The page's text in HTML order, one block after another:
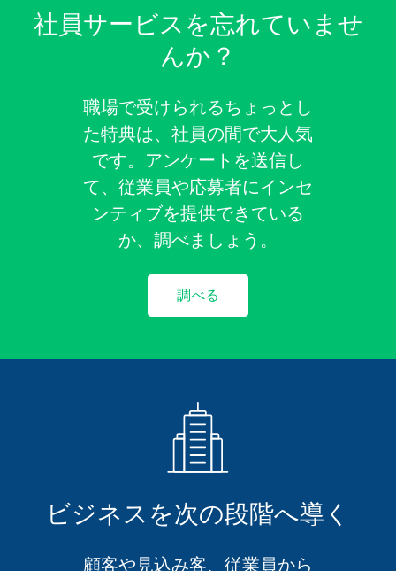
社員サービスを忘れていませ
んか？
職場で受けられるちょっとし
た特典は、社員の間で大人気
です。アンケートを送信し
て、従業員や応募者にインセ
ンティブを提供できている
か、調べましょう。
調べる
ビジネスを次の段階へ導く
顧客や見込み客、従業員から